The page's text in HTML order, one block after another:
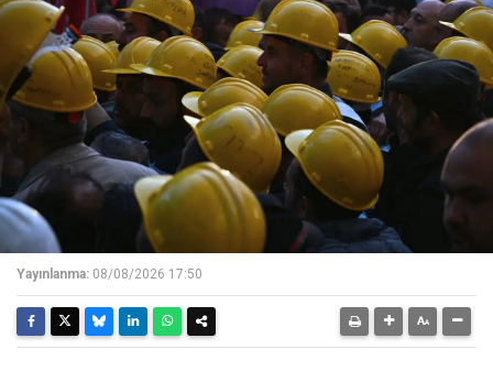
Yayınlanma: 08/08/2026 17:50